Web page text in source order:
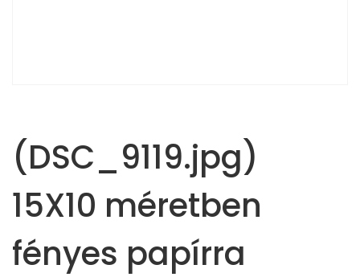
(DSC_9119.jpg)
15X10 méretben
fényes papírra